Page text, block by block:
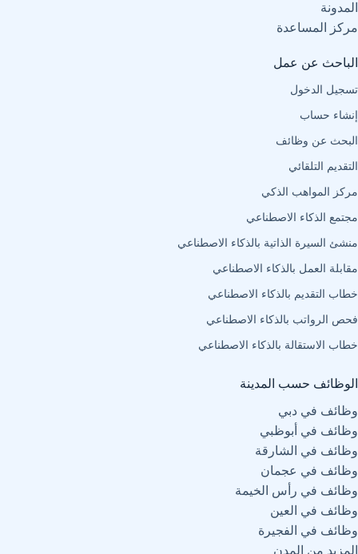
المدونة
مركز المساعدة
الباحث عن عمل
تسجيل الدخول
إنشاء حساب
البحث عن وظائف
التقديم التلقائي
مركز المواهب الذكي
مجتمع الذكاء الاصطناعي
منشئ السيرة الذاتية بالذكاء الاصطناعي
مقابلة العمل بالذكاء الاصطناعي
خطاب التقديم بالذكاء الاصطناعي
فحص الرواتب بالذكاء الاصطناعي
خطاب الاستقالة بالذكاء الاصطناعي
الوظائف حسب المدينة
وظائف في دبي
وظائف في أبوظبي
وظائف في الشارقة
وظائف في عجمان
وظائف في رأس الخيمة
وظائف في العين
وظائف في الفجيرة
المزيد من المدن